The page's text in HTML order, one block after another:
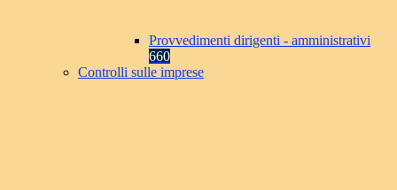
Provvedimenti dirigenti - amministrativi
660
Controlli sulle imprese